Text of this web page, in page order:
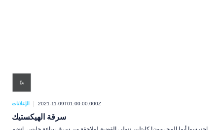
الإعلانات 2021-11-09T01:00:00.000Z
سرقة الهيكستيك